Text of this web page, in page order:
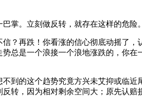
掌。立刻做反转，就存在这样的危险。
？再跌！你看涨的信心彻底动摇了
总是一个浪接一个浪地涨跌的，你
到的这个趋势究竟方兴未艾抑或临
转，因为相对剩余空间大；原先认赔